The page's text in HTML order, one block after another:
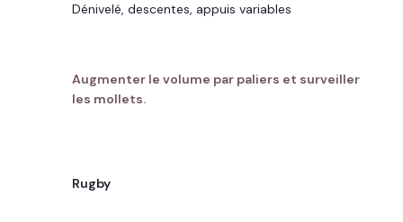
Dénivelé, descentes, appuis variables
Augmenter le volume par paliers et surveiller
les mollets.
Rugby